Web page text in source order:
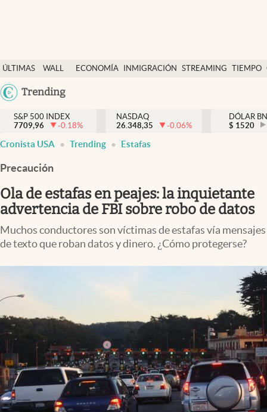
ÚLTIMAS
NOTICIAS
WALL
DÓLAR
ECONOMÍA INMIGRACIÓN STREAMING TIEMPO
México
Trending
Finanzas y economía
Wall Street y dólar
Inmigración
Espiritual
Streaming
PC y mobile
S&P 500 INDEX
7709,96
-0.18%
NASDAQ
26.348,35
-0.06%
DÓLAR
$ 1520
Cronista USA Trending Estafas
Precaución
Ola de estafas en peajes: la inquietante
advertencia de FBI sobre robo de datos
Muchos conductores son víctimas de estafas vía mensajes
de texto que roban datos y dinero. ¿Cómo protegerse?